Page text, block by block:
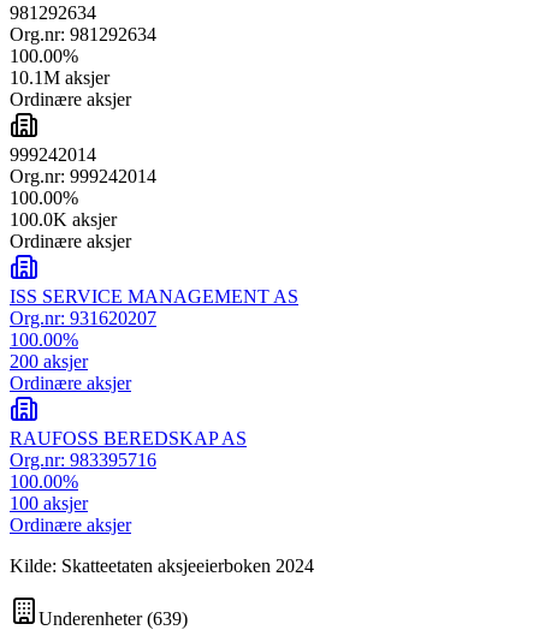
981292634
Org.nr: 981292634
100.00%
10.1M aksjer
Ordinære aksjer
999242014
Org.nr: 999242014
100.00%
100.0K aksjer
Ordinære aksjer
ISS SERVICE MANAGEMENT AS
Org.nr: 931620207
100.00%
200 aksjer
Ordinære aksjer
RAUFOSS BEREDSKAP AS
Org.nr: 983395716
100.00%
100 aksjer
Ordinære aksjer
Kilde: Skatteetaten aksjeeierboken 2024
Underenheter(639)